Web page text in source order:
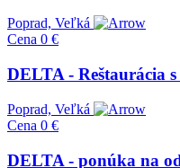
Poprad, Veľká
Cena 0 €
DELTA - Reštaurácia
Poprad, Veľká
Cena 0 €
DELTA - ponúka na